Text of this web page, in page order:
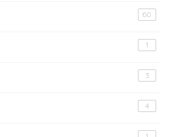
60
1
3
4